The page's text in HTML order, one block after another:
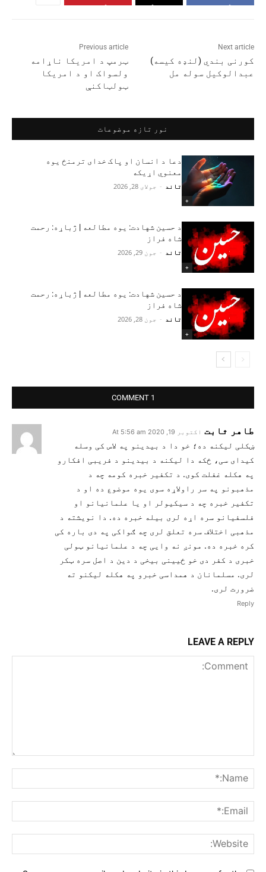
Previous article
ټرمپ د امريکا ناړامه
ولسواک او د امريکا
ټولټاکنې
Next article
کورنی بندي (لنډه کیسه)
عبدالوکیل سوله مل
نور تازه موضوعات
+
دعا د انسان او پاک خدای ترمنځ یوه
معنوي اړیکه
تاند - جولای 28, 2026
+
د حسین شهادت: یوه مطالعه | ژباړه: رحمت
شاه فراز
تاند - جون 29, 2026
+
د حسین شهادت: یوه مطالعه | ژباړه: رحمت
شاه فراز
تاند - جون 28, 2026
1 COMMENT
طاهر ثابت اکتوبر 19, 2020 At 5:56 am
ښکلی لیکنه ده؛ خو دا د بیدینو په لاس کی وسله
کیدای سی، ځکه دا لیکنه د بیدینو د فریبی افکارو
په هکله غفلت کوی. د تکفیر خبره کومه چه د
مذهبونو په سر راولاړه سوی یوه موضوع ده او د
تکفیر خبره چه د سیکیولر او یا علمانیانو او
فلسفیانو سره اړه لری بیله خبره ده. دا نویشته د
مذهبی اختلاف سره تعلق لری چه ګواکی په دی باره کی
کره خبره ده. مونږ نه وایی چه د علمانیانو ټولی
خبری د کفر دی خو ځیینی بیخی د دین د اصل سره ټکر
لری. مسلمانان د همداسی خبرو په هکله لیکنو ته
ضرورت لری.
Reply
LEAVE A REPLY